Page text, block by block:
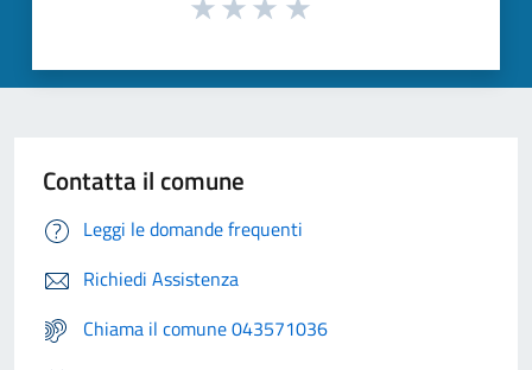
Contatta il comune
Leggi le domande frequenti
Richiedi Assistenza
Chiama il comune 043571036